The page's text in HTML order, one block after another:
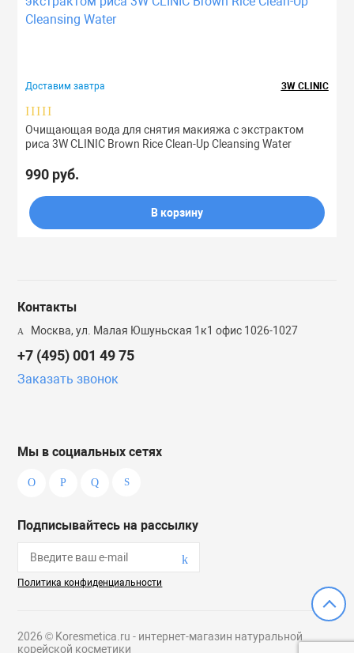
Доставим завтра 3W CLINIC
Очищающая вода для снятия макияжа с экстрактом
риса 3W CLINIC Brown Rice Clean-Up Cleansing Water
990 руб.
В корзину
Контакты
Москва, ул. Малая Юшуньская 1к1 офис 1026-1027
+7 (495) 001 49 75
Заказать звонок
Мы в социальных сетях
Подписывайтесь на рассылку
Политика конфиденциальности
2026 © Koresmetica.ru - интернет-магазин натуральной
корейской косметики